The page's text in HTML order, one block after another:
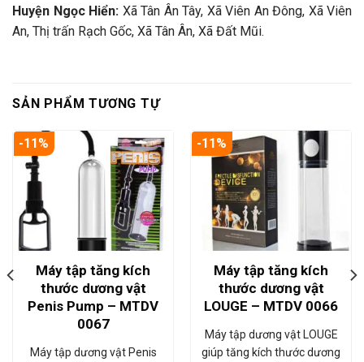
Huyện Ngọc Hiển: Xã Tân Ân Tây, Xã Viên An Đông, Xã Viên
An, Thị trấn Rạch Gốc, Xã Tân Ân, Xã Đất Mũi.
SẢN PHẨM TƯƠNG TỰ
-11%
Máy tập tăng kích
thước dương vật
Penis Pump – MTDV
0067
Máy tập dương vật Penis
-11%
Máy tập tăng kích
thước dương vật
LOUGE – MTDV 0066
Máy tập dương vật LOUGE
giúp tăng kích thước dương